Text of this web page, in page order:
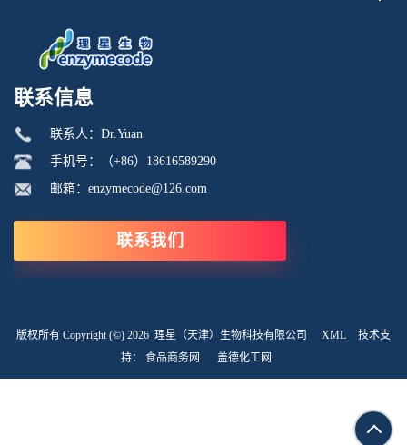
联系信息
联系人：Dr.Yuan
手机号：（+86）18616589290
邮箱：enzymecode@126.com
联系我们
版权所有 Copyright (©) 2026 理星（天津）生物科技有限公司 XML
技术支
持： 食品商务网 盖德化工网